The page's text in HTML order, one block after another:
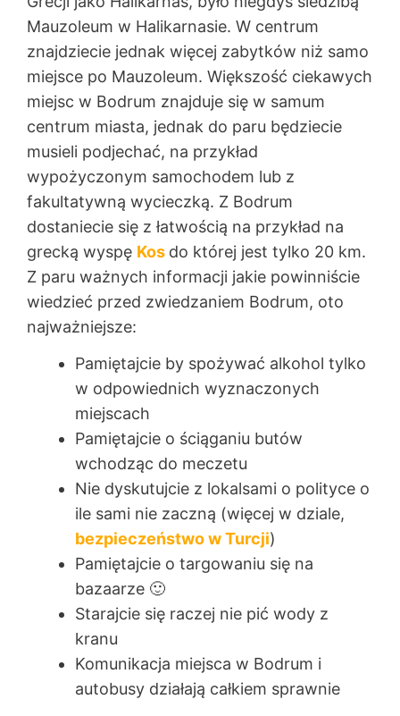
Mauzoleum w Halikarnasie. W centrum
znajdziecie jednak więcej zabytków niż samo
miejsce po Mauzoleum. Większość ciekawych
miejsc w Bodrum znajduje się w samum
centrum miasta, jednak do paru będziecie
musieli podjechać, na przykład
wypożyczonym samochodem lub z
fakultatywną wycieczką. Z Bodrum
dostaniecie się z łatwością na przykład na
grecką wyspę Kos do której jest tylko 20 km.
Z paru ważnych informacji jakie powinniście
wiedzieć przed zwiedzaniem Bodrum, oto
najważniejsze:
Pamiętajcie by spożywać alkohol tylko
w odpowiednich wyznaczonych
miejscach
Pamiętajcie o ściąganiu butów
wchodząc do meczetu
Nie dyskutujcie z lokalsami o polityce o
ile sami nie zaczną (więcej w dziale,
bezpieczeństwo w Turcji)
Pamiętajcie o targowaniu się na
bazaarze 🙂
Starajcie się raczej nie pić wody z
kranu
Komunikacja miejsca w Bodrum i
autobusy działają całkiem sprawnie